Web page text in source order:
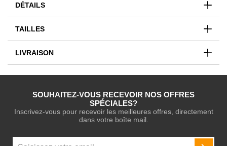
DÉTAILS
TAILLES
LIVRAISON
SOUHAITEZ-VOUS RECEVOIR NOS OFFRES
SPÉCIALES?
Inscrivez-vous pour recevoir les meilleures offres, directement
dans votre boîte mail.